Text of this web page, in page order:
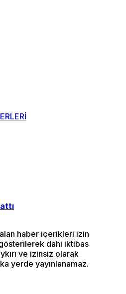
haber içerikleri izin
dahi iktibas
ve izinsiz olarak
yerde yayınlanamaz.